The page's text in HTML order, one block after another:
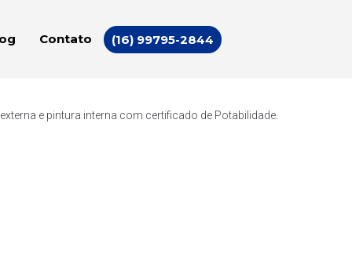
Contato (16) 99795-2844
e pintura interna com certificado de Potabilidade.